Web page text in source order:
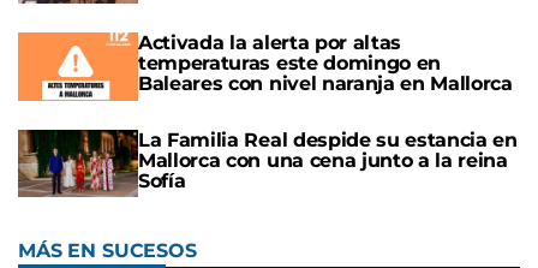
Activada la alerta por altas
temperaturas este domingo en
Baleares con nivel naranja en Mallorca
La Familia Real despide su estancia en
Mallorca con una cena junto a la reina
Sofía
MÁS EN SUCESOS